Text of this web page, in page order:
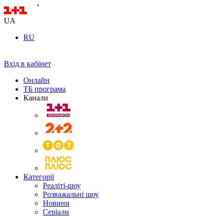
UA
RU
Вхід в кабінет
Онлайн
ТБ програма
Канали
Категорії
Реаліті-шоу
Розважальні шоу
Новини
Серіали